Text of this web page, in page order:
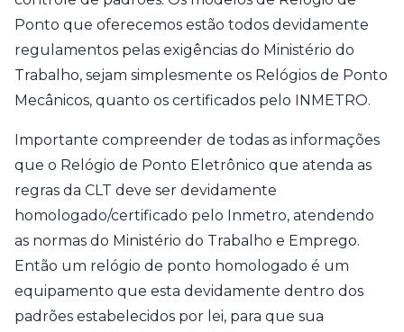
Ponto que oferecemos estão todos devidamente
regulamentos pelas exigências do Ministério do
Trabalho, sejam simplesmente os Relógios de Ponto
Mecânicos, quanto os certificados pelo INMETRO.
Importante compreender de todas as informações
que o Relógio de Ponto Eletrônico que atenda as
regras da CLT deve ser devidamente
homologado/certificado pelo Inmetro, atendendo
as normas do Ministério do Trabalho e Emprego.
Então um relógio de ponto homologado é um
equipamento que esta devidamente dentro dos
padrões estabelecidos por lei, para que sua